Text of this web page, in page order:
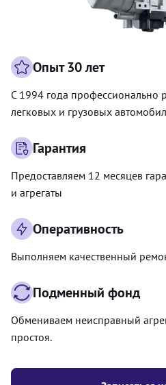
Опыт 30 лет
С 1994 года профессионально
легковых и грузовых
Гарантия
Предоставляем 12 месяцев
и агрегаты
Оперативность
Выполняем качественный
Подменный фонд
Обмениваем неисправный
простоя.